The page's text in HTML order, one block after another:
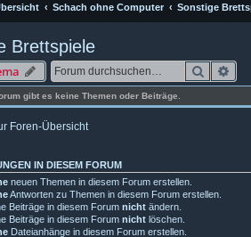
Schach ohne Computer Sonstige
Brettspiele
Suche
gibt es keine Themen oder Beiträge.
Foren-Übersicht
IN DIESEM FORUM
neuen Themen in diesem Forum erstellen.
Antworten zu Themen in diesem Forum erstellen.
Beiträge in diesem Forum nicht ändern.
Beiträge in diesem Forum nicht löschen.
Dateianhänge in diesem Forum erstellen.